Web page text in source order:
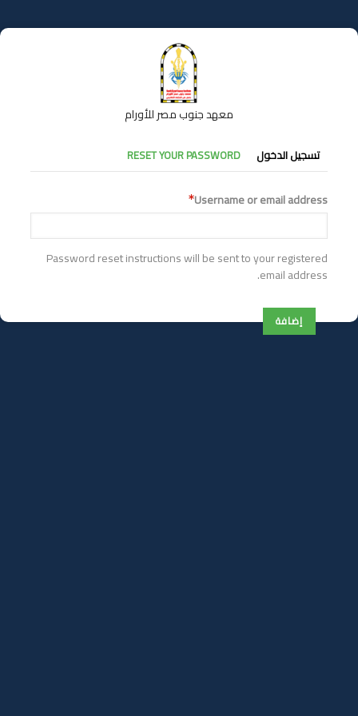
إلى
المحتوى
معهد جنوب مصر للأورام
التبويبات
الأساسية
تسجيل الدخول RESET YOUR PASSWORD
Username or email address
Password reset instructions will be sent to your registered
email address.